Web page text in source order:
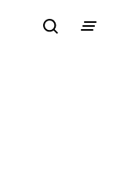
Rechercher